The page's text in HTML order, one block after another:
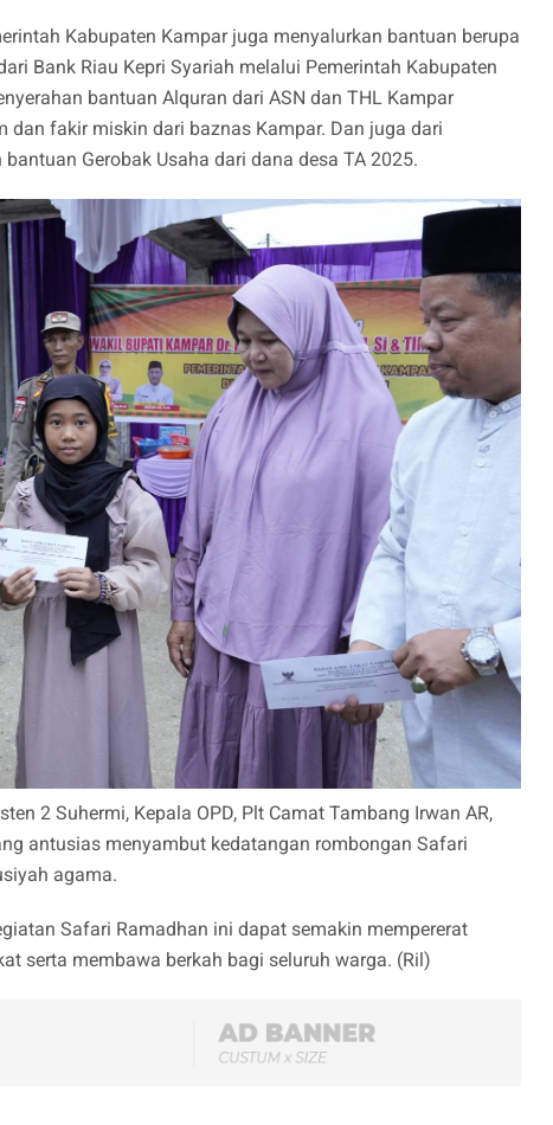
Kabupaten Kampar juga menyalurkan bantuan berupa
Bank Riau Kepri Syariah melalui Pemerintah Kabupaten
bantuan Alquran dari ASN dan THL Kampar
dan fakir miskin dari baznas Kampar. Dan juga dari
Gerobak Usaha dari dana desa TA 2025.
2 Suhermi, Kepala OPD, Plt Camat Tambang Irwan AR,
antusias menyambut kedatangan rombongan Safari
agama.
Safari Ramadhan ini dapat semakin mempererat
serta membawa berkah bagi seluruh warga. (Ril)